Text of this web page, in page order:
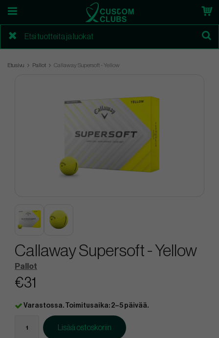
Etusivu Pallot Callaway Supersoft - Yellow
Callaway Supersoft - Yellow
Pallot
€31
Varastossa. Toimitusaika: 2–5 päivää.
Lisää ostoskoriin